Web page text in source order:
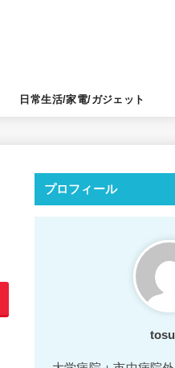
日常生活/家電/ガジェット
プロフィール